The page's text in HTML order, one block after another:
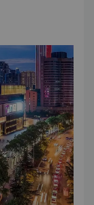
。
品。